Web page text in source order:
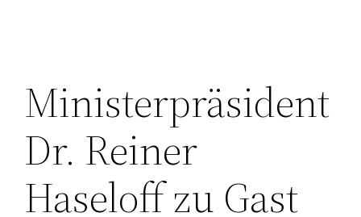
Ministerpräsident
Dr. Reiner
Haseloff zu Gast